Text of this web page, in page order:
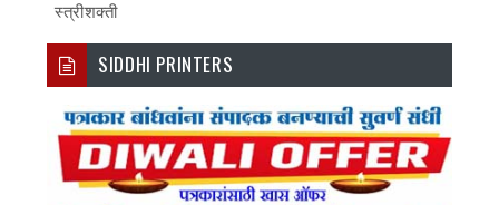
स्त्रीशक्ती
SIDDHI PRINTERS